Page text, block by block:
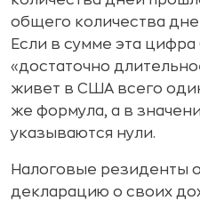
общего количества
Если в сумме эта
«достаточно
живет в США всего
же формула, а в
указываются нули.
Налоговые резиденты
декларацию о своих